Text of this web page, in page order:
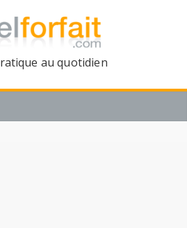
au quotidien